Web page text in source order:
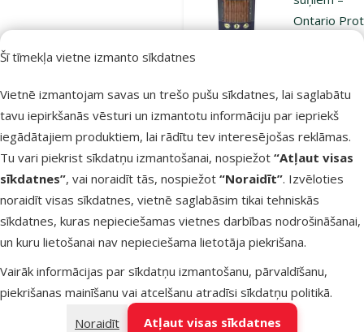
Šī tīmekļa vietne izmanto sīkdatnes
Vietnē izmantojam savas un trešo pušu sīkdatnes, lai saglabātu
tavu iepirkšanās vēsturi un izmantotu informāciju par iepriekš
iegādātajiem produktiem, lai rādītu tev interesējošas reklāmas.
Tu vari piekrist sīkdatņu izmantošanai, nospiežot “Atļaut visas
sīkdatnes”, vai noraidīt tās, nospiežot “Noraidīt”. Izvēloties
noraidīt visas sīkdatnes, vietnē saglabāsim tikai tehniskās
sīkdatnes, kuras nepieciešamas vietnes darbības nodrošināšanai,
un kuru lietošanai nav nepieciešama lietotāja piekrišana.
Vairāk informācijas par sīkdatņu izmantošanu, pārvaldīšanu,
piekrišanas mainīšanu vai atcelšanu atradīsi sīkdatņu politikā.
Noraidīt
Atļaut visas sīkdatnes
Ontario
12,7 cm, 10
gab.
Cena
3,49 €
iesaka
Noliktavā
Atsauksmes